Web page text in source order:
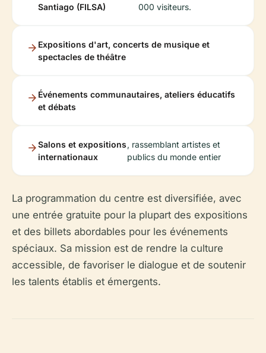
Santiago (FILSA)
000 visiteurs.
Expositions d'art, concerts de musique et
spectacles de théâtre
Événements communautaires, ateliers éducatifs
et débats
Salons et expositions
internationaux
, rassemblant artistes et
publics du monde entier
La programmation du centre est diversifiée, avec
une entrée gratuite pour la plupart des expositions
et des billets abordables pour les événements
spéciaux. Sa mission est de rendre la culture
accessible, de favoriser le dialogue et de soutenir
les talents établis et émergents.